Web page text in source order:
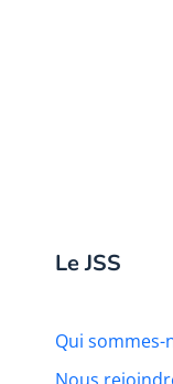
Le JSS
Qui sommes-